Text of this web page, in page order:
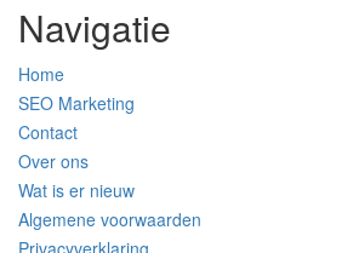
Navigatie
Home
SEO Marketing
Contact
Over ons
Wat is er nieuw
Algemene voorwaarden
Privacyverklaring